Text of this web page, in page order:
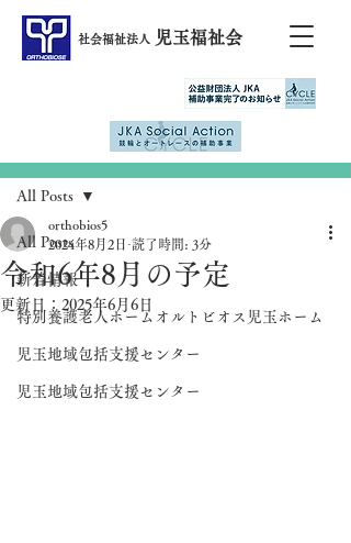
社会福祉法人 児玉福祉会
All Posts
新着情報
特別養護老人ホームオルトビオス児玉ホーム
児玉地域包括支援センター
児玉地域包括支援センター
All Posts
令和6年8月の予定
orthobios5
2024年8月2日 読了時間: 3分
更新日： 2025年6月6日